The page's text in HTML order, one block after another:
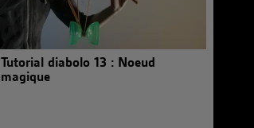
Tutorial diabolo 13 : Noeud
magique